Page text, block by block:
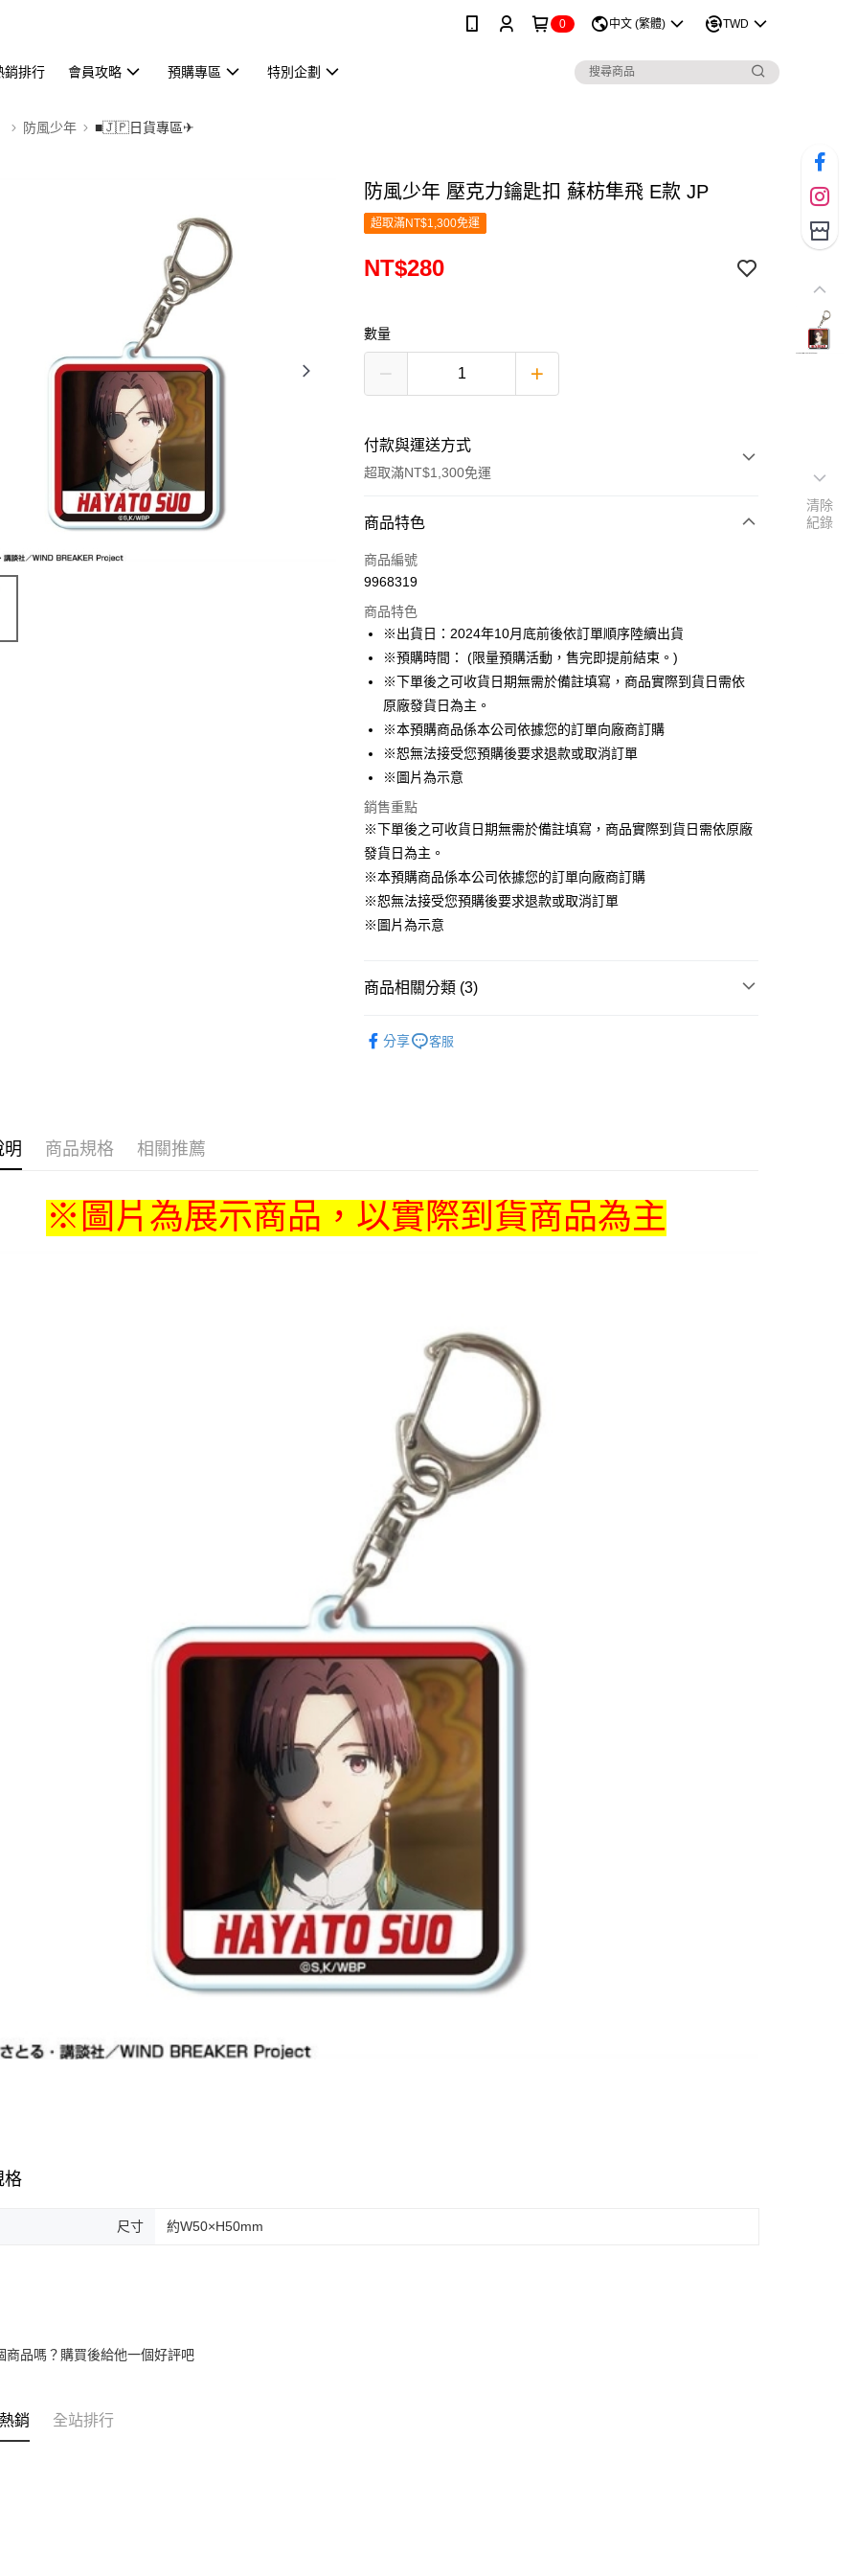
0 中文 (繁體) TWD
銷排行 會員攻略 預購專區 特別企劃
防風少年 ■🇯🇵日貨專區✈
防風少年 壓克力鑰匙扣 蘇枋隼飛 E款 JP
超取滿NT$1,300免運
NT$280
數量
付款與運送方式
超取滿NT$1,300免運
付款方式
信用卡一次付款
LINE Pay
Apple Pay
悠遊付
Google Pay
ATM付款
貨到付款
運送方式
全家取貨付款
每筆NT$65，滿NT$1,300(含以上)免運費
每筆NT$65，滿NT$1,300(含以上)免運費
每筆NT$9,999
宅配-木棉花樂園專用
每筆NT$100，滿NT$1,300(含以上)免運費
黑貓宅配-貨到付款
每筆NT$150
商品特色
商品編號
9968319
商品特色
※出貨日：2024年10月底前後依訂單順序陸續出貨
※預購時間： (限量預購活動，售完即提前結束。)
※下單後之可收貨日期無需於備註填寫，商品實際到貨日需依
原廠發貨日為主。
※本預購商品係本公司依據您的訂單向廠商訂購
※恕無法接受您預購後要求退款或取消訂單
※圖片為示意
銷售重點
※下單後之可收貨日期無需於備註填寫，商品實際到貨日需依原廠
發貨日為主。
※本預購商品係本公司依據您的訂單向廠商訂購
※恕無法接受您預購後要求退款或取消訂單
※圖片為示意
商品相關分類 (3)
年
■🇯🇵日貨專區✈
分享 客服
明 商品規格 相關推薦
※圖片為展示商品，以實際到貨商品為主
格
尺寸 約W50×H50mm
商品嗎？購買後給他一個好評吧
銷 全站排行
清除
紀錄